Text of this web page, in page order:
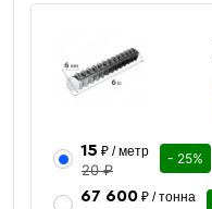
15 ₽ / метр
20 ₽
- 25%
67 600₽ / тонна